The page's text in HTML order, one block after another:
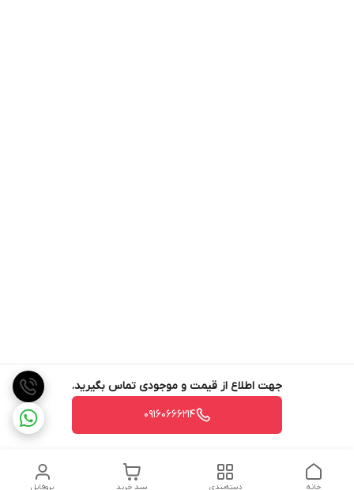
جهت اطلاع از قیمت و موجودی تماس بگیرید.
09160666214
پروفایل سبد خرید دسته‌بندی خانه